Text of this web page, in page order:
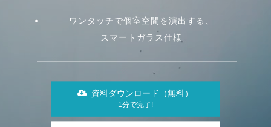
ワンタッチで個室空間を演出する、
スマートガラス仕様
資料ダウンロード（無料）
1分で完了!
お手頃さから高性能・高吸音ブースまで、
ニーズにベストマッチしたご提案
資料ダウンロード（無料）
1分で完了!